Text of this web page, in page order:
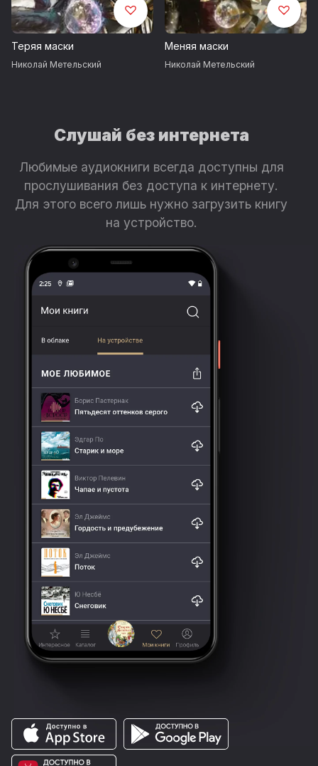
Теряя маски
Николай Метельский
Меняя маски
Николай Метельский
Слушай без интернета
Любимые аудиокниги всегда доступны для
прослушивания без доступа к интернету.
Для этого всего лишь нужно загрузить книгу
на устройство.